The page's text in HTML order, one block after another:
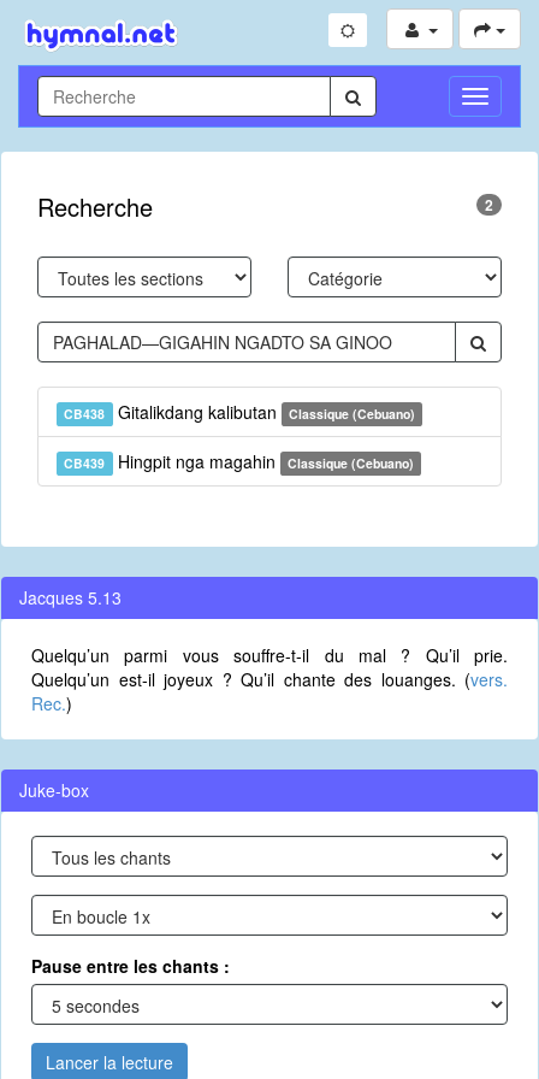
Toggle
Recherche 2
CB438 Gitalikdang kalibutan Classique (Cebuano)
CB439 Hingpit nga magahin Classique (Cebuano)
Jacques 5.13
Quelqu’un parmi vous souffre-t-il du mal ? Qu’il prie.
Quelqu’un est-il joyeux ? Qu’il chante des louanges. (vers.
Rec.)
Juke-box
Pause entre les chants :
Lancer la lecture